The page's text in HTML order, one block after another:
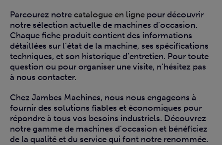
Parcourez notrecatalogue en ligne pour découvrir
notre sélection actuelle de machines d’occasion.
Chaque fiche produit contient des informations
détaillées sur l’état de la machine, ses spécifications
techniques, et son historique d’entretien. Pour toute
question ou pour organiser une visite, n’hésitez pas
à nous contacter.
Chez Jambes Machines, nous nous engageons à
fournir des solutions fiables et économiques pour
répondre à tous vos besoins industriels. Découvrez
notre gamme de machines d’occasion et bénéficiez
de la qualité et du service qui font notre renommée.